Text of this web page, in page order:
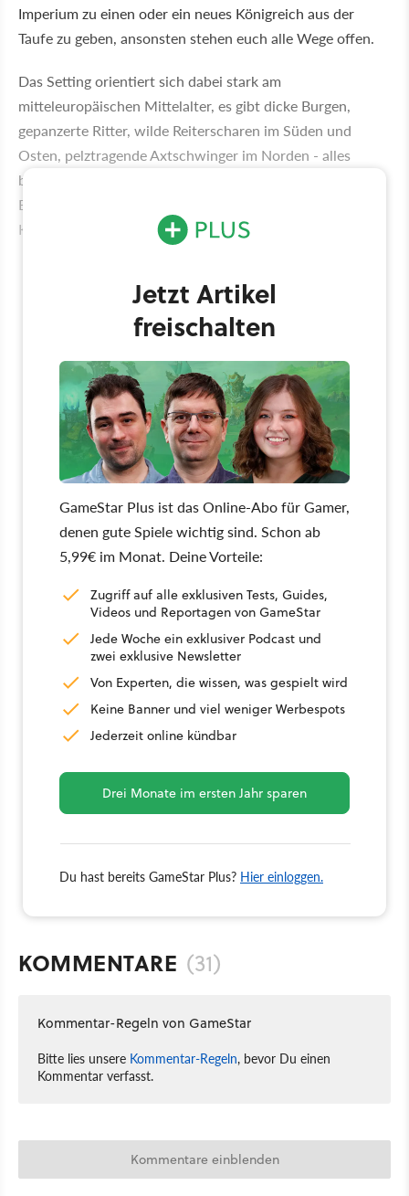
Imperium zu einen oder ein neues Königreich aus der
Taufe zu geben, ansonsten stehen euch alle Wege offen.
Das Setting orientiert sich dabei stark am
mitteleuropäischen Mittelalter, es gibt dicke Burgen,
gepanzerte Ritter, wilde Reiterscharen im Süden und
Osten, pelztragende Axtschwinger im Norden - alles
bekannt und gänzlich ohne Fantasy-Elemente. Euer zu
Beginn erstellter Held kann Soldaten und NPC-
Kameraden anheuern.
Jetzt Artikel
freischalten
GameStar Plus ist das Online-Abo für Gamer,
denen gute Spiele wichtig sind. Schon ab
5,99€ im Monat. Deine Vorteile:
Zugriff auf alle exklusiven Tests, Guides,
Videos und Reportagen von GameStar
Jede Woche ein exklusiver Podcast und
zwei exklusive Newsletter
Von Experten, die wissen, was gespielt wird
Keine Banner und viel weniger Werbespots
Jederzeit online kündbar
Drei Monate im ersten Jahr sparen
Du hast bereits GameStar Plus? Hier einloggen.
KOMMENTARE (31)
Kommentar-Regeln von GameStar
Bitte lies unsere Kommentar-Regeln, bevor Du einen
Kommentar verfasst.
Kommentare einblenden